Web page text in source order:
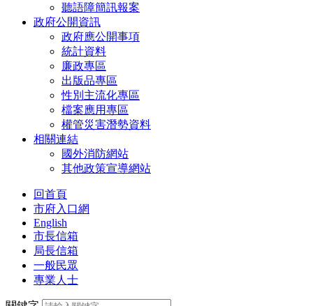
聽語障簡訊報案
政府公開資訊
政府應公開事項
統計資料
廉政專區
出版品專區
性別主流化專區
檔案應用專區
權管災害潛勢資料
相關連結
國外消防網站
其他政策宣導網站
回首頁
市府入口網
English
市長信箱
局長信箱
一般民眾
專業人士